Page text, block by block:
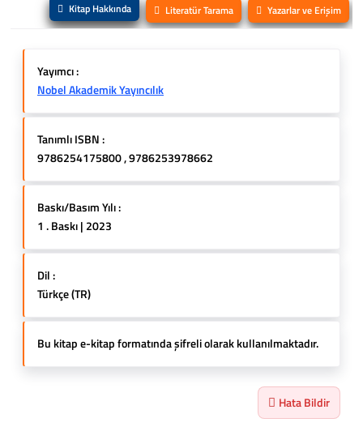
Kitap Hakkında Literatür Tarama Yazarlar ve Erişim
Yayımcı :
Nobel Akademik Yayıncılık
Tanımlı ISBN :
9786254175800 , 9786253978662
Baskı/Basım Yılı :
1 . Baskı | 2023
Dil :
Türkçe (TR)
Bu kitap e-kitap formatında şifreli olarak kullanılmaktadır.
Hata Bildir